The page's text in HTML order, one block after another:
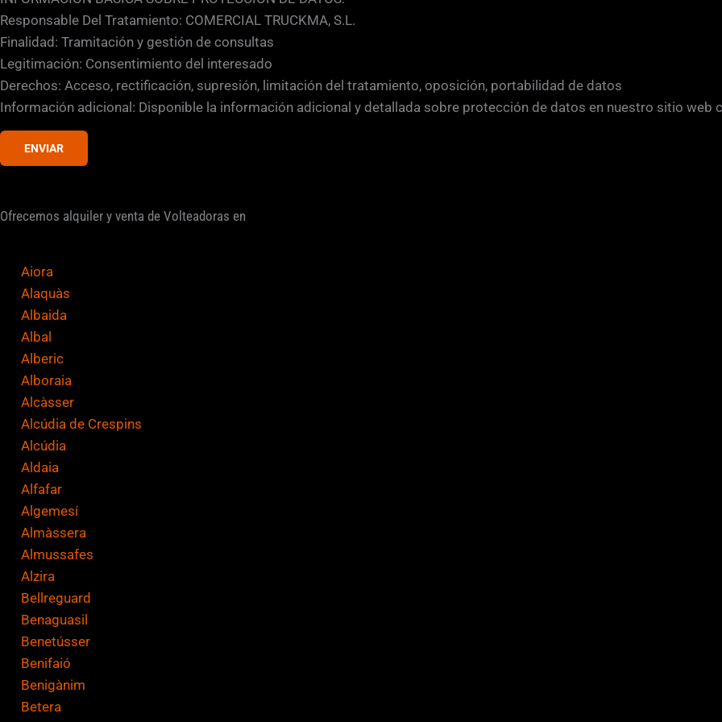
c
i
s
i
l
l
a
s
e
Responsable Del Tratamiento: COMERCIAL TRUCKMA, S.L.
Finalidad: Tramitación y gestión de consultas
Legitimación: Consentimiento del interesado
Derechos: Acceso, rectificación, supresión, limitación del tratamiento, oposición, portabilidad de datos
Información adicional: Disponible la información adicional y detallada sobre protección de datos en nuestro sitio web
ENVIAR
Ofrecemos alquiler y venta de Volteadoras en
Aiora
Alaquàs
Albaida
Albal
Alberic
Alboraia
Alcàsser
Alcúdia de Crespins
Alcúdia
Aldaia
Alfafar
Algemesí
Almàssera
Almussafes
Alzira
Bellreguard
Benaguasil
Benetússer
Benifaió
Benigànim
Betera